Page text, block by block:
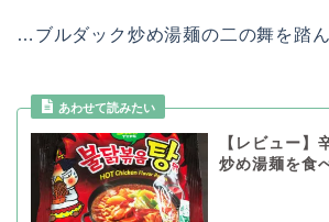
…ブルダック炒め湯麺の二の舞を踏
【レビュー】
炒め湯麺を食